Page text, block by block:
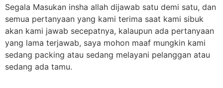
Segala Masukan insha allah dijawab satu demi satu, dan
semua pertanyaan yang kami terima saat kami sibuk
akan kami jawab secepatnya, kalaupun ada pertanyaan
yang lama terjawab, saya mohon maaf mungkin kami
sedang packing atau sedang melayani pelanggan atau
sedang ada tamu.